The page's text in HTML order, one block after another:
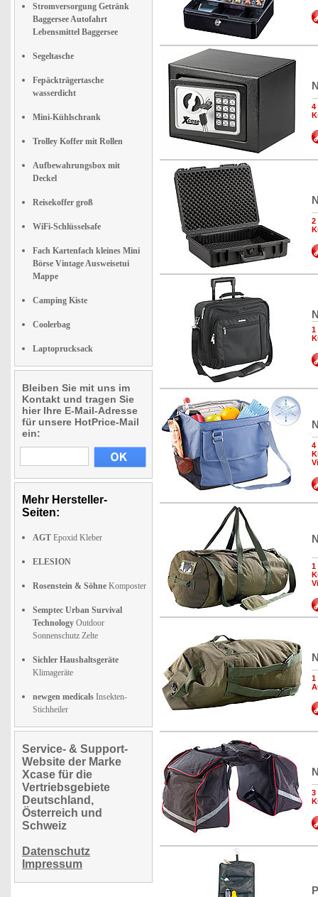
Stromversorgung Getränk
Baggersee Autofahrt
Lebensmittel Baggersee
Segeltasche
Fepäckträgertasche
wasserdicht
Mini-Kühlschrank
Trolley Koffer mit Rollen
Aufbewahrungsbox mit
Deckel
Reisekoffer groß
WiFi-Schlüsselsafe
Fach Kartenfach kleines Mini
Börse Vintage Ausweisetui
Mappe
Camping Kiste
Coolerbag
Laptoprucksack
Bleiben Sie mit uns im
Kontakt und tragen Sie
hier Ihre E-Mail-Adresse
für unsere HotPrice-Mail
ein:
Mehr Hersteller-
Seiten:
AGT Epoxid Kleber
ELESION
Rosenstein & Söhne Komposter
Semptec Urban Survival
Technology Outdoor
Sonnenschutz Zelte
Sichler Haushaltsgeräte
Klimageräte
newgen medicals Insekten-
Stichheiler
Service- & Support-
Website der Marke
Xcase für die
Vertriebsgebiete
Deutschland,
Österreich und
Schweiz
Datenschutz
Impressum
4
2
1
4
1
1
3